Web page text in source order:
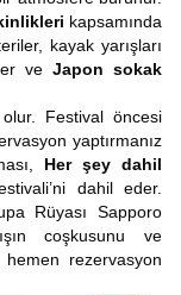
kapsamında
kayak yarışları
ve Japon sokak
Festival öncesi
yaptırmanız
Her şey dahil
dahil eder.
Rüyası Sapporo
coşkusunu ve
rezervasyon